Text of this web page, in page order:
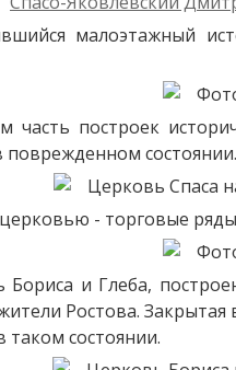
малоэтажный
часть построек
- торговые
Бориса и Глеба,
Ростова. Закрытая
таком состоянии.